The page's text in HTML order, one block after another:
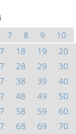
7 8 9
10
18 19
20
28 29
30
38 39
40
48 49
50
58 59
60
68 69
70